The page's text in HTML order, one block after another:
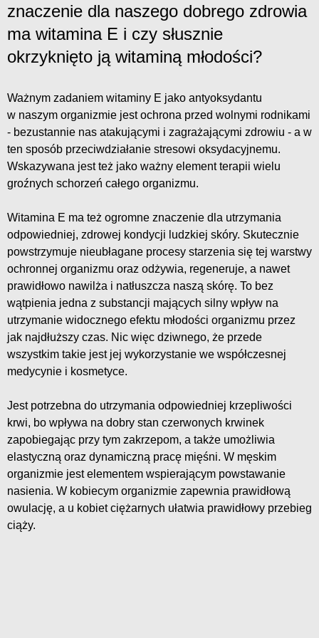
znaczenie dla naszego dobrego zdrowia
ma witamina E i czy słusznie
okrzyknięto ją witaminą młodości?
Ważnym zadaniem witaminy E jako antyoksydantu
w naszym organizmie jest ochrona przed wolnymi rodnikami
- bezustannie nas atakującymi i zagrażającymi zdrowiu - a w
ten sposób przeciwdziałanie stresowi oksydacyjnemu.
Wskazywana jest też jako ważny element terapii wielu
groźnych schorzeń całego organizmu.
Witamina E ma też ogromne znaczenie dla utrzymania
odpowiedniej, zdrowej kondycji ludzkiej skóry. Skutecznie
powstrzymuje nieubłagane procesy starzenia się tej warstwy
ochronnej organizmu oraz odżywia, regeneruje, a nawet
prawidłowo nawilża i natłuszcza naszą skórę. To bez
wątpienia jedna z substancji mających silny wpływ na
utrzymanie widocznego efektu młodości organizmu przez
jak najdłuższy czas. Nic więc dziwnego, że przede
wszystkim takie jest jej wykorzystanie we współczesnej
medycynie i kosmetyce.
Jest potrzebna do utrzymania odpowiedniej krzepliwości
krwi, bo wpływa na dobry stan czerwonych krwinek
zapobiegając przy tym zakrzepom, a także umożliwia
elastyczną oraz dynamiczną pracę mięśni. W męskim
organizmie jest elementem wspierającym powstawanie
nasienia. W kobiecym organizmie zapewnia prawidłową
owulację, a u kobiet ciężarnych ułatwia prawidłowy przebieg
ciąży.